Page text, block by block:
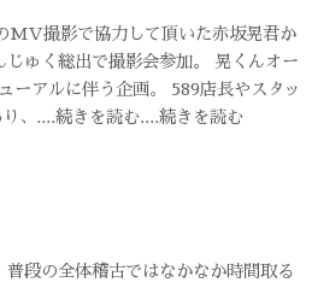
撮影で協力して頂いた赤坂晃君か
じゅく総出で撮影会参加。 晃くんオー
ーアルに伴う企画。 589店長やスタッ
、....続きを読む....続きを読む
段の全体稽古ではなかなか時間取る